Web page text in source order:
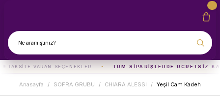
TAKSITE VARAN SEÇENEKLER TÜM SIPARIŞLERDE ÜCRETSIZ
Anasayfa SOFRA GRUBU CHIARA ALESSI Yeşil Cam Kadeh